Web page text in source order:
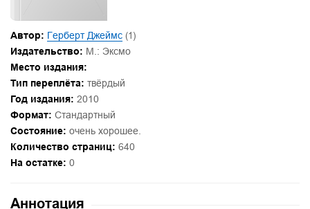
Автор: Герберт Джеймс (1)
Издательство: М.: Эксмо
Место издания:
Тип переплёта: твёрдый
Год издания: 2010
Формат: Стандартный
Состояние: очень хорошее.
Количество страниц: 640
На остатке: 0
Аннотация